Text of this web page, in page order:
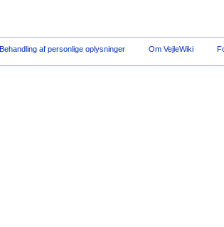
Behandling af personlige oplysninger Om VejleWiki